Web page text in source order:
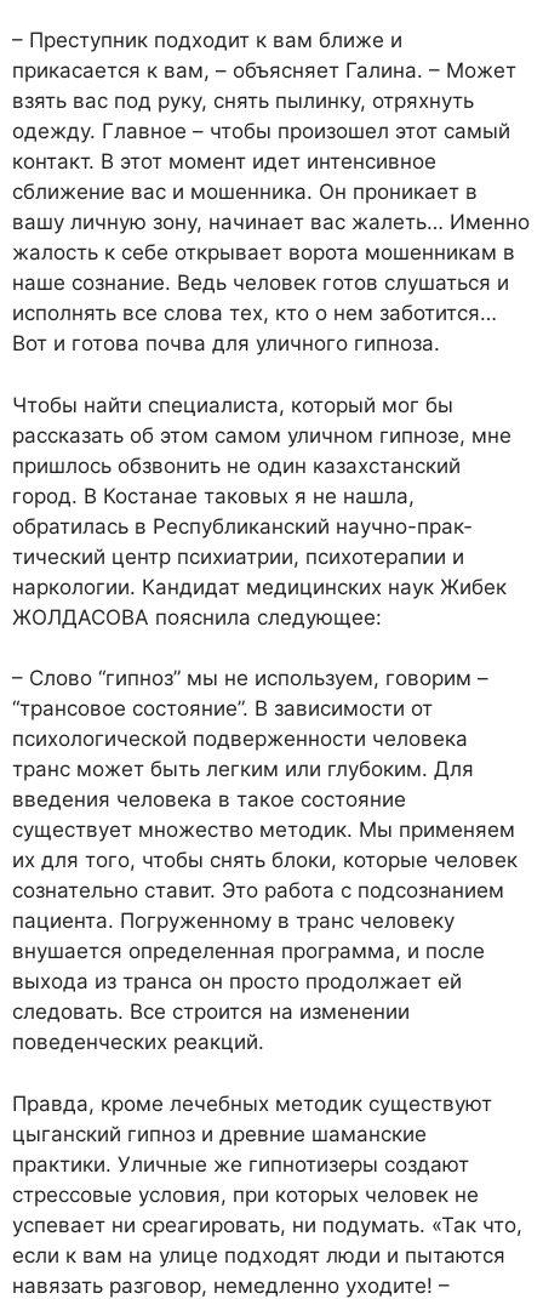
– Преступник подходит к вам ближе и
прикасается к вам, – объясняет Галина. – Может
взять вас под руку, снять пылинку, отряхнуть
одежду. Главное – чтобы произошел этот самый
контакт. В этот момент идет интенсивное
сближение вас и мошенника. Он проникает в
вашу личную зону, начинает вас жалеть… Именно
жалость к себе открывает ворота мошенникам в
наше сознание. Ведь человек готов слушаться и
исполнять все слова тех, кто о нем заботится…
Вот и готова почва для уличного гипноза.
Чтобы найти специалиста, который мог бы
рассказать об этом самом уличном гипнозе, мне
пришлось обзвонить не один казахстанский
город. В Костанае таковых я не нашла,
обратилась в Республиканский науч­но-прак­
тический центр психиатрии, психотерапии и
наркологии. Кандидат медицинских наук Жибек
ЖОЛДАСОВА пояснила следующее:
– Слово “гипноз” мы не используем, говорим –
“трансовое состояние”. В зависимости от
психологической подверженности человека
транс может быть легким или глубоким. Для
введения человека в такое состояние
существует множество методик. Мы применяем
их для того, чтобы снять блоки, которые человек
сознательно ставит. Это работа с подсознанием
пациента. Погруженному в транс человеку
внушается определенная программа, и после
выхода из транса он просто продолжает ей
следовать. Все строится на изменении
поведенческих реакций.
Правда, кроме лечебных методик существуют
цыганский гипноз и древние шаманские
практики. Уличные же гипнотизеры создают
стрессовые условия, при которых человек не
успевает ни среагировать, ни подумать. «Так что,
если к вам на улице подходят люди и пытаются
навязать разговор, немедленно уходите! –